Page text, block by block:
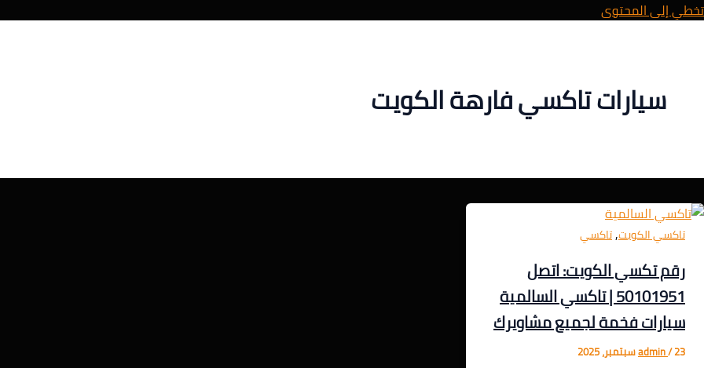
تخطي إلى المحتوى
سيارات تاكسي فارهة الكويت
تاكسي الكويت,تاكسي
رقم تكسي الكويت: اتصل
50101951 | تاكسي السالمية
سيارات فخمة لجميع مشاويرك
admin/23 سبتمبر، 2025